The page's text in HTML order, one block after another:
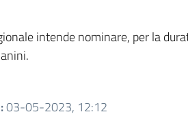
intende nominare, per la
:03-05-2023, 12:12